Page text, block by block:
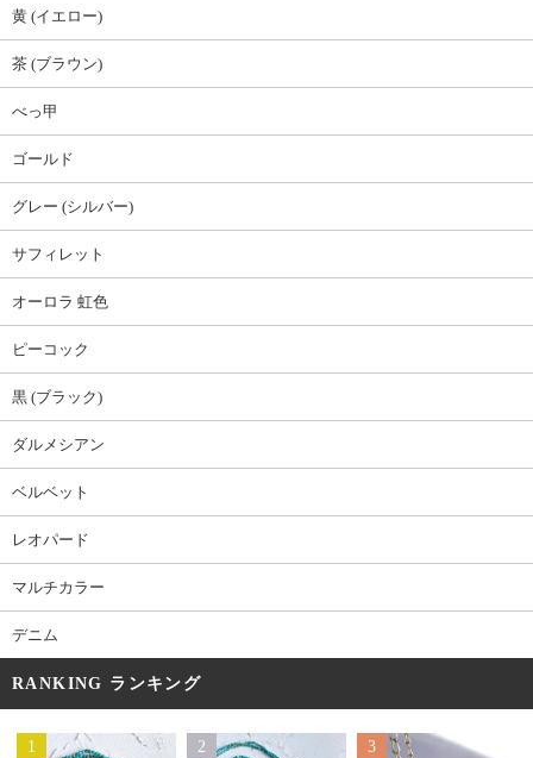
黄 (イエロー)
茶 (ブラウン)
べっ甲
ゴールド
グレー (シルバー)
サフィレット
オーロラ 虹色
ピーコック
黒 (ブラック)
ダルメシアン
ベルベット
レオパード
マルチカラー
デニム
RANKING ランキング
1 2 3